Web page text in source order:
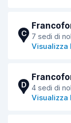
C
7 sedi di
Visualizza
D 4 sedi di
Visualizza